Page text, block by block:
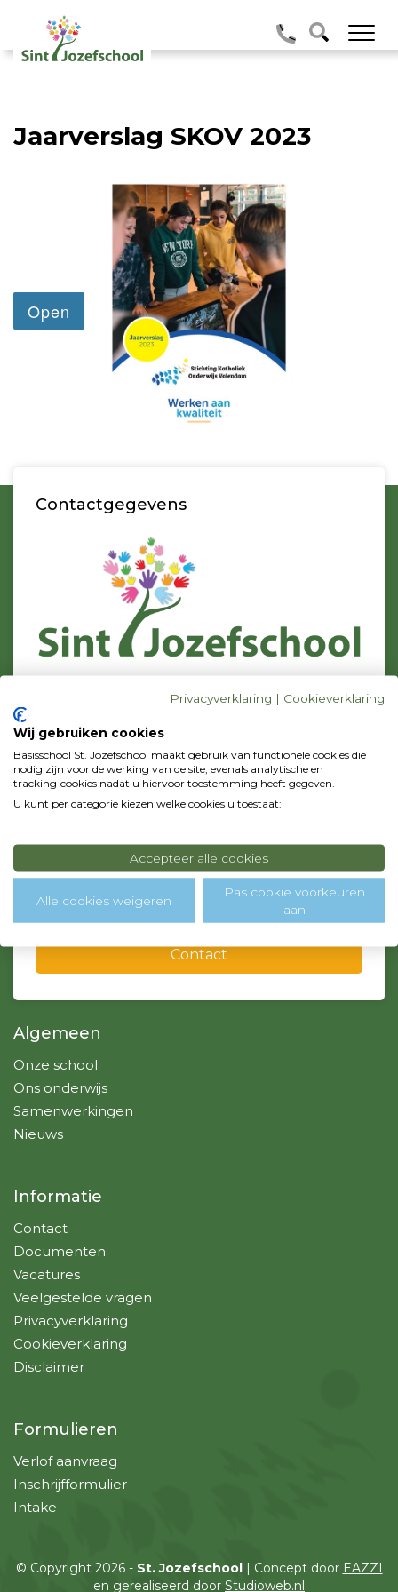
Jaarverslag SKOV 2023
Contactgegevens
1131 DZ Volendam
Postadres
p/a Zonnebloemstraat 42
1131 WV Volendam
Over ons
Contact
Algemeen
Onze school
Ons onderwijs
Samenwerkingen
Nieuws
Informatie
Contact
Documenten
Vacatures
Veelgestelde vragen
Privacyverklaring
Cookieverklaring
Disclaimer
Formulieren
Verlof aanvraag
Inschrijfformulier
Intake
© Copyright 2026 - St. Jozefschool | Concept door EAZZI
en gerealiseerd door Studioweb.nl
Privacyverklaring | Cookieverklaring
Wij gebruiken cookies
Basisschool St. Jozefschool maakt gebruik van functionele cookies die
nodig zijn voor de werking van de site, evenals analytische en
tracking‑cookies nadat u hiervoor toestemming heeft gegeven.
U kunt per categorie kiezen welke cookies u toestaat:
Accepteer alle cookies
Alle cookies weigeren
Pas cookie voorkeuren
aan